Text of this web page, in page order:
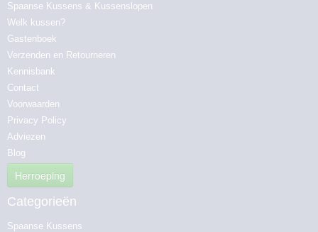
Spaanse Kussens & Kussenslopen
Welk kussen?
Gastenboek
Verzenden en Retourneren
Kennisbank
Contact
Voorwaarden
Privacy Policy
Adviezen
Blog
Herroeping
Categorieën
Spaanse Kussens